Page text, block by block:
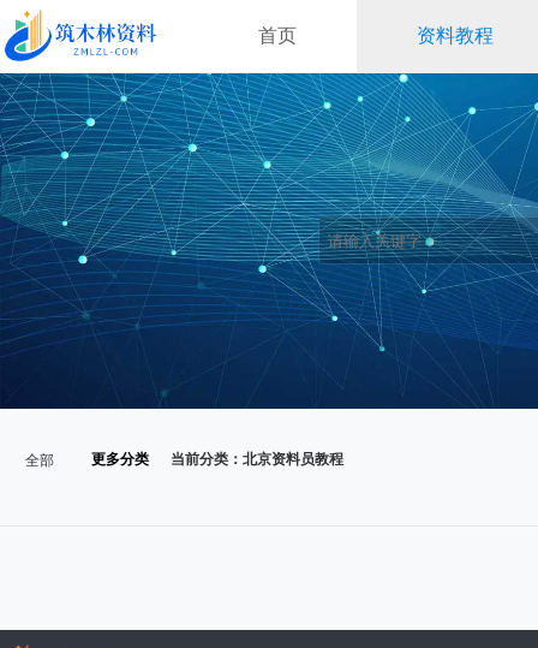
首页 资料教程
全部 更多分类 当前分类：北京资料员教程